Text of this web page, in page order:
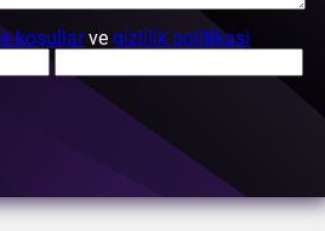
koşullarve gi̇zli̇li̇k poli̇ti̇kasi